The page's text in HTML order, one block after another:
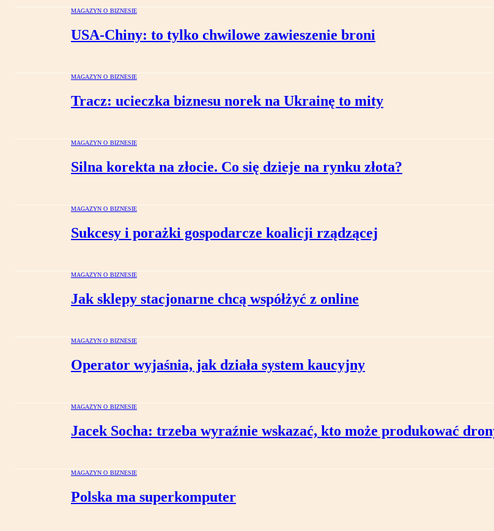
MAGAZYN O BIZNESIE
USA-Chiny: to tylko chwilowe zawieszenie broni
MAGAZYN O BIZNESIE
Tracz: ucieczka biznesu norek na Ukrainę to mity
MAGAZYN O BIZNESIE
Silna korekta na złocie. Co się dzieje na rynku złota?
MAGAZYN O BIZNESIE
Sukcesy i porażki gospodarcze koalicji rządzącej
MAGAZYN O BIZNESIE
Jak sklepy stacjonarne chcą współżyć z online
MAGAZYN O BIZNESIE
Operator wyjaśnia, jak działa system kaucyjny
MAGAZYN O BIZNESIE
Jacek Socha: trzeba wyraźnie wskazać, kto może produkować
MAGAZYN O BIZNESIE
Polska ma superkomputer